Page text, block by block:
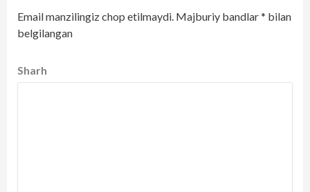
Email manzilingiz chop etilmaydi. Majburiy bandlar* bilan
belgilangan
Sharh